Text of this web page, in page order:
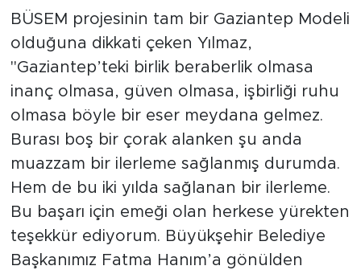
BÜSEM projesinin tam bir Gaziantep Modeli
olduğuna dikkati çeken Yılmaz,
"Gaziantep’teki birlik beraberlik olmasa
inanç olmasa, güven olmasa, işbirliği ruhu
olmasa böyle bir eser meydana gelmez.
Burası boş bir çorak alanken şu anda
muazzam bir ilerleme sağlanmış durumda.
Hem de bu iki yılda sağlanan bir ilerleme.
Bu başarı için emeği olan herkese yürekten
teşekkür ediyorum. Büyükşehir Belediye
Başkanımız Fatma Hanım’a gönülden